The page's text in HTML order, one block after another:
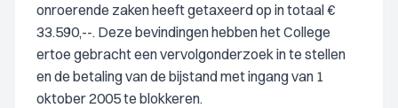
onroerende zaken heeft getaxeerd op in totaal €
33.590,--. Deze bevindingen hebben het College
ertoe gebracht een vervolgonderzoek in te stellen
en de betaling van de bijstand met ingang van 1
oktober 2005 te blokkeren.